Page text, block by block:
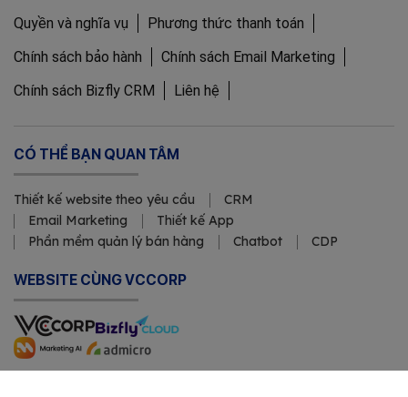
Quyền và nghĩa vụ
Phương thức thanh toán
Chính sách bảo hành
Chính sách Email Marketing
Chính sách Bizfly CRM
Liên hệ
CÓ THỂ BẠN QUAN TÂM
Thiết kế website theo yêu cầu
CRM
Email Marketing
Thiết kế App
Phần mềm quản lý bán hàng
Chatbot CDP
WEBSITE CÙNG VCCORP